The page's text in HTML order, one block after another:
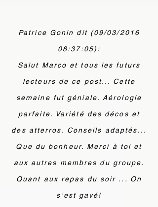
Patrice Gonin dit (09/03/2016
08:37:05):
Salut Marco et tous les futurs
lecteurs de ce post... Cette
semaine fut géniale. Aérologie
parfaite. Variété des décos et
des atterros. Conseils adaptés...
Que du bonheur. Merci à toi et
aux autres membres du groupe.
Quant aux repas du soir ... On
s'est gavé!